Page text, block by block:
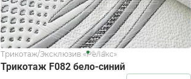
Трикотаж/Эксклюзив «Релакс»
Трикотаж F082 бело-синий